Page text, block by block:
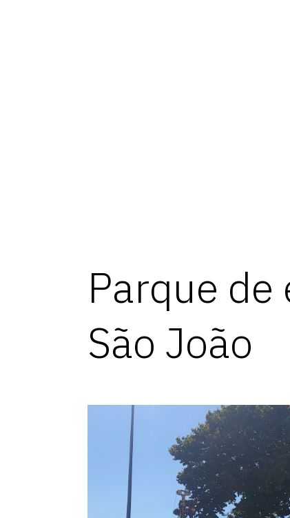
Parque
São João